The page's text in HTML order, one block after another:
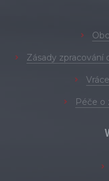
Zásady zpracování
Péče o